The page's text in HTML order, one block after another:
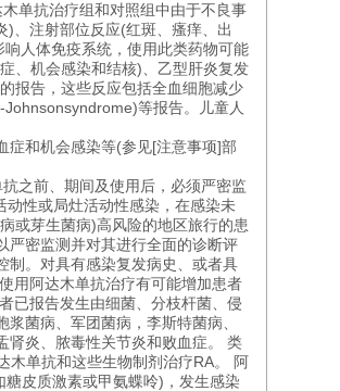
单抗治疗组和对照组中由于不良事
、注射部位反应(红斑、瘙痒、出
人体免疫系统，使用此类药物可能
、机会感染和结核)、乙型肝炎复发
报告，这些反应包括全血细胞减少
等报告。儿童人
症和机会感染等(参见[注意事项]部
之前、期间及使用后，必须严密监
性或局灶活动性感染，在感染未
或芽生菌病)高风险的地区旅行的患
严密监测并对其进行全面的诊断评
制。对具有感染复发病史、或者具
用阿达木单抗治疗有可能增加患者
已报告发生由细菌、分枝杆菌、侵
菌病、军团菌病，李斯特菌病、
肾炎、脓毒性关节炎和败血症。 类
木单抗和这些生物制剂治疗RA。 阿
皮质激素或甲氨蝶呤)，发生感染